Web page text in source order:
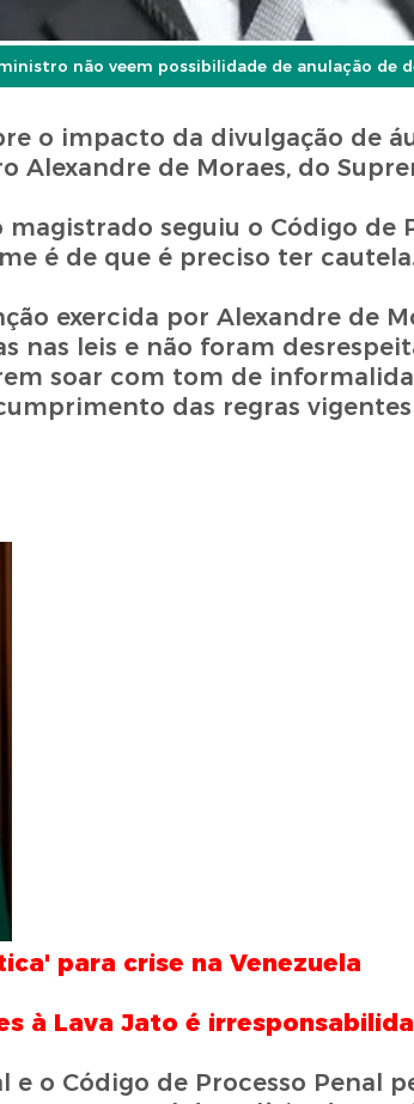
não veem possibilidade de anulação de
o impacto da divulgação de
Alexandre de Moraes, do
seguiu o Código de
é de que é preciso ter
exercida por Alexandre de
nas leis e não foram
soar com tom de
das regras
para crise na Venezuela
à Lava Jato é
e o Código de Processo Penal